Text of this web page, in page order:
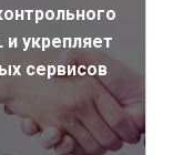
и укрепляет
сервисов